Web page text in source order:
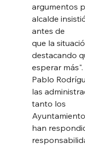
argumentos
alcalde
antes de
que la
destacando
esperar más".
Pablo
las
tanto los
han